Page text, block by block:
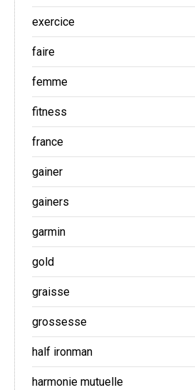
exercice
faire
femme
fitness
france
gainer
gainers
garmin
gold
graisse
grossesse
half ironman
harmonie mutuelle